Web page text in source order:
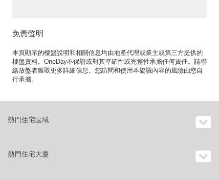
免責聲明
本頁顯示的樓盤說明和相關信息均由地產代理或業主或第三方提供的
樓盤資料。OneDay不保證或對其準確性或完整性承擔任何責任。請聯
絡放盤者獲取更多詳細信息。您訪問和使用本協議內容的風險由您自
行承擔。
熱門住宅區域
熱門住宅大廈